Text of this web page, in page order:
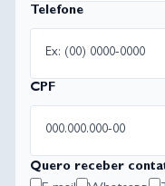
Telefone
CPF
Quero receber